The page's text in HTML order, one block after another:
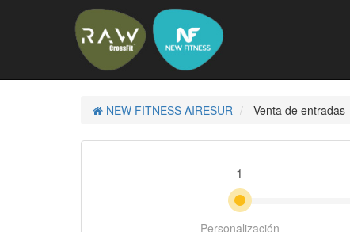
NEW FITNESS AIRESUR Venta de entradas
1
Personalización